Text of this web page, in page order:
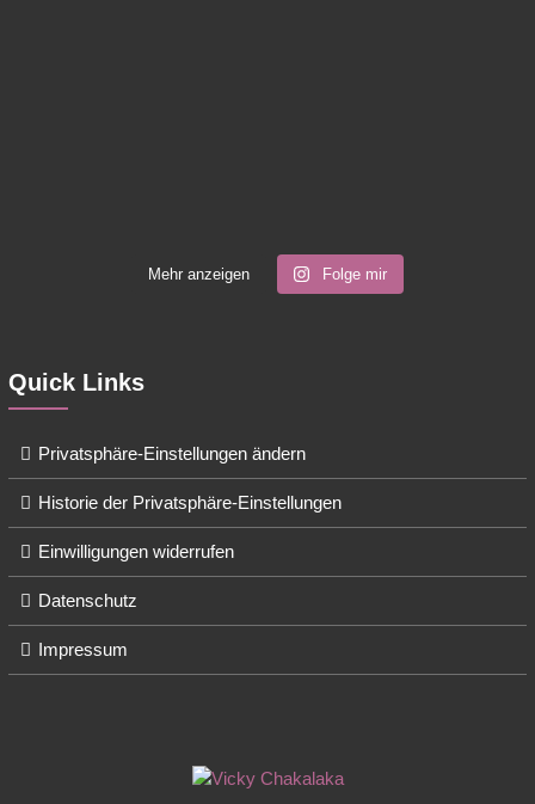
Mehr anzeigen Folge mir
Quick Links
Privatsphäre-Einstellungen ändern
Historie der Privatsphäre-Einstellungen
Einwilligungen widerrufen
Datenschutz
Impressum